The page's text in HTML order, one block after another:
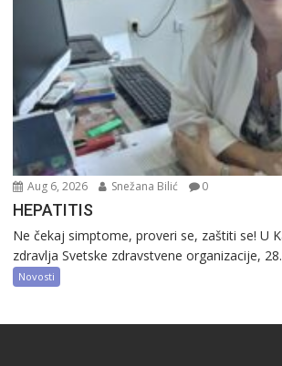
Aug 6, 2026 Snežana Bilić 0
HEPATITIS
Ne čekaj simptome, proveri se, zaštiti se! U
zdravlja Svetske zdravstvene organizacije,
Novosti